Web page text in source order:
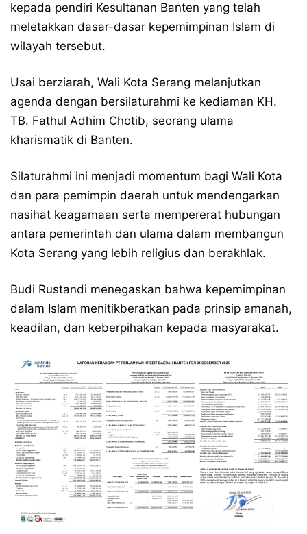
kepada pendiri Kesultanan Banten yang telah
meletakkan dasar-dasar kepemimpinan Islam di
wilayah tersebut.
Usai berziarah, Wali Kota Serang melanjutkan
agenda dengan bersilaturahmi ke kediaman KH.
TB. Fathul Adhim Chotib, seorang ulama
kharismatik di Banten.
Silaturahmi ini menjadi momentum bagi Wali Kota
dan para pemimpin daerah untuk mendengarkan
nasihat keagamaan serta mempererat hubungan
antara pemerintah dan ulama dalam membangun
Kota Serang yang lebih religius dan berakhlak.
Budi Rustandi menegaskan bahwa kepemimpinan
dalam Islam menitikberatkan pada prinsip amanah,
keadilan, dan keberpihakan kepada masyarakat.